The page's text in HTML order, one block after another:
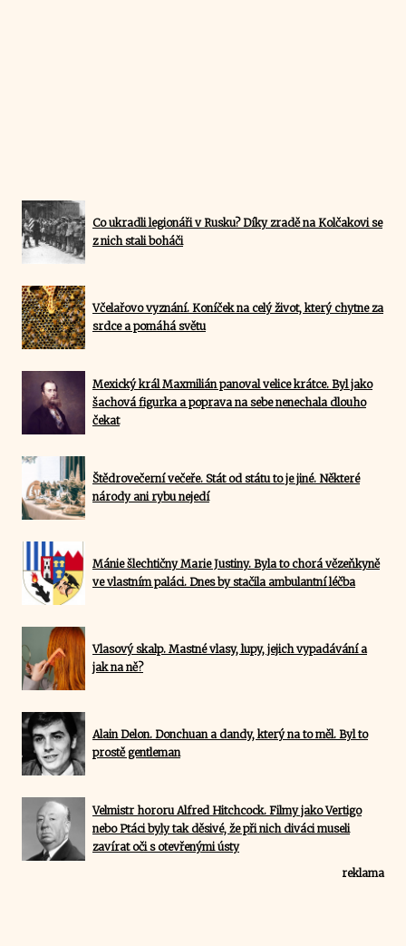
Co ukradli legionáři v Rusku? Díky zradě na Kolčakovi se
z nich stali boháči
Včelařovo vyznání. Koníček na celý život, který chytne za
srdce a pomáhá světu
Mexický král Maxmilián panoval velice krátce. Byl jako
šachová figurka a poprava na sebe nenechala dlouho
čekat
Štědrovečerní večeře. Stát od státu to je jiné. Některé
národy ani rybu nejedí
Mánie šlechtičny Marie Justiny. Byla to chorá vězeňkyně
ve vlastním paláci. Dnes by stačila ambulantní léčba
Vlasový skalp. Mastné vlasy, lupy, jejich vypadávání a
jak na ně?
Alain Delon. Donchuan a dandy, který na to měl. Byl to
prostě gentleman
Velmistr hororu Alfred Hitchcock. Filmy jako Vertigo
nebo Ptáci byly tak děsivé, že při nich diváci museli
zavírat oči s otevřenými ústy
reklama